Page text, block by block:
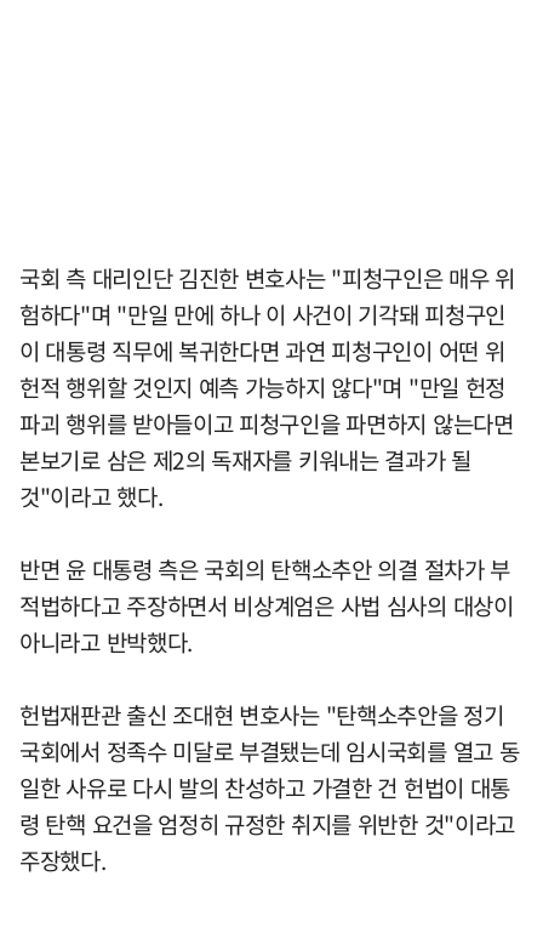
국회 측 대리인단 김진한 변호사는 "피청구인은 매우 위
험하다"며 "만일 만에 하나 이 사건이 기각돼 피청구인
이 대통령 직무에 복귀한다면 과연 피청구인이 어떤 위
헌적 행위할 것인지 예측 가능하지 않다"며 "만일 헌정
파괴 행위를 받아들이고 피청구인을 파면하지 않는다면
본보기로 삼은 제2의 독재자를 키워내는 결과가 될
것"이라고 했다.
반면 윤 대통령 측은 국회의 탄핵소추안 의결 절차가 부
적법하다고 주장하면서 비상계엄은 사법 심사의 대상이
아니라고 반박했다.
헌법재판관 출신 조대현 변호사는 "탄핵소추안을 정기
국회에서 정족수 미달로 부결됐는데 임시국회를 열고 동
일한 사유로 다시 발의 찬성하고 가결한 건 헌법이 대통
령 탄핵 요건을 엄정히 규정한 취지를 위반한 것"이라고
주장했다.